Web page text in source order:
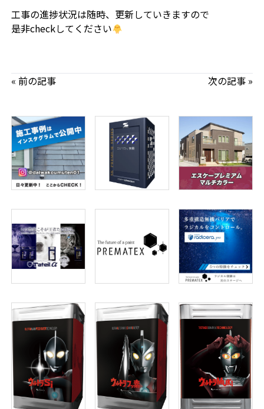
工事の進捗状況は随時、更新していきますので
是非checkしてください
« 前の記事 次の記事 »